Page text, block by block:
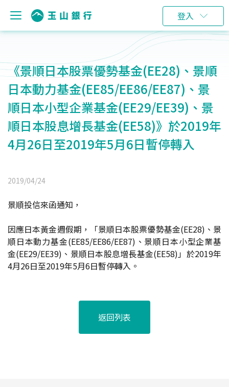
登入
《景順日本股票優勢基金(EE28)、景順
日本動力基金(EE85/EE86/EE87)、景
順日本小型企業基金(EE29/EE39)、景
順日本股息增長基金(EE58)》於2019年
4月26日至2019年5月6日暫停轉入
2019/04/24
景順投信來函通知，
因應日本黃金週假期，「景順日本股票優勢基金(EE28)、景
順日本動力基金(EE85/EE86/EE87)、景順日本小型企業基
金(EE29/EE39)、景順日本股息增長基金(EE58)」於2019年
4月26日至2019年5月6日暫停轉入 。
返回列表